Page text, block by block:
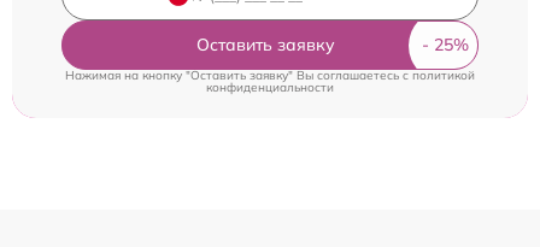
Оставить заявку
Нажимая на кнопку "Оставить заявку" Вы соглашаетесь cполитикой
конфиденциальности